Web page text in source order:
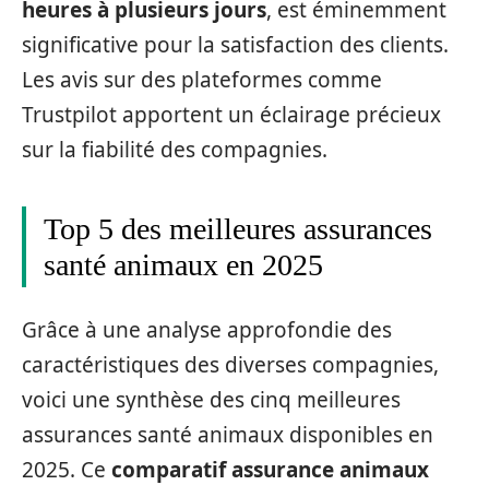
heures à plusieurs jours, est éminemment
significative pour la satisfaction des clients.
Les avis sur des plateformes comme
Trustpilot apportent un éclairage précieux
sur la fiabilité des compagnies.
Top 5 des meilleures assurances
santé animaux en 2025
Grâce à une analyse approfondie des
caractéristiques des diverses compagnies,
voici une synthèse des cinq meilleures
assurances santé animaux disponibles en
2025. Ce comparatif assurance animaux